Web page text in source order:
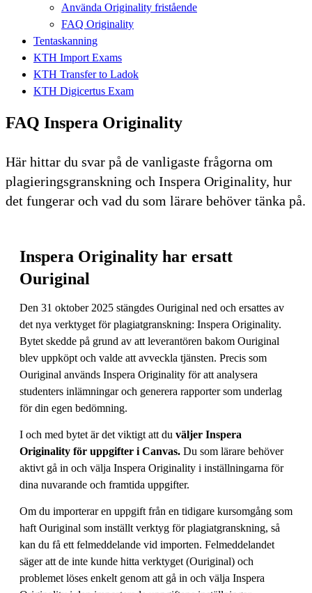
Använda Originality fristående
FAQ Originality
Tentaskanning
KTH Import Exams
KTH Transfer to Ladok
KTH Digicertus Exam
FAQ Inspera Originality
Här hittar du svar på de vanligaste frågorna om
plagieringsgranskning och Inspera Originality, hur
det fungerar och vad du som lärare behöver tänka på.
Inspera Originality har ersatt
Ouriginal
Den 31 oktober 2025 stängdes Ouriginal ned och ersattes av
det nya verktyget för plagiatgranskning: Inspera Originality.
Bytet skedde på grund av att leverantören bakom Ouriginal
blev uppköpt och valde att avveckla tjänsten. Precis som
Ouriginal används Inspera Originality för att analysera
studenters inlämningar och generera rapporter som underlag
för din egen bedömning.
I och med bytet är det viktigt att du väljer Inspera
Originality för uppgifter i Canvas. Du som lärare behöver
aktivt gå in och välja Inspera Originality i inställningarna för
dina nuvarande och framtida uppgifter.
Om du importerar en uppgift från en tidigare kursomgång som
haft Ouriginal som inställt verktyg för plagiatgranskning, så
kan du få ett felmeddelande vid importen. Felmeddelandet
säger att de inte kunde hitta verktyget (Ouriginal) och
problemet löses enkelt genom att gå in och välja Inspera